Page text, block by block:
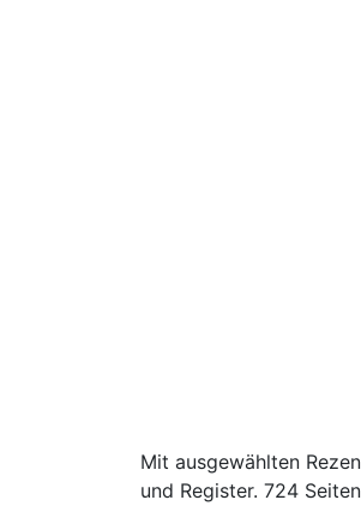
Mit ausgewählten
und Register. 724